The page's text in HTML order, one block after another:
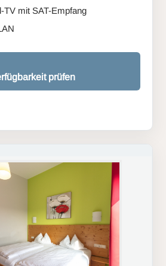
TV mit SAT-Empfang
prüfen